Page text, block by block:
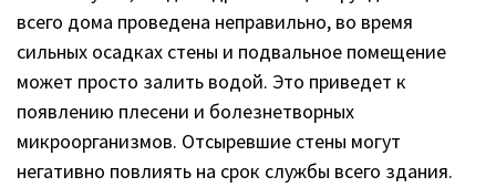
всего дома проведена неправильно, во время
сильных осадках стены и подвальное помещение
может просто залить водой. Это приведет к
появлению плесени и болезнетворных
микроорганизмов. Отсыревшие стены могут
негативно повлиять на срок службы всего здания.